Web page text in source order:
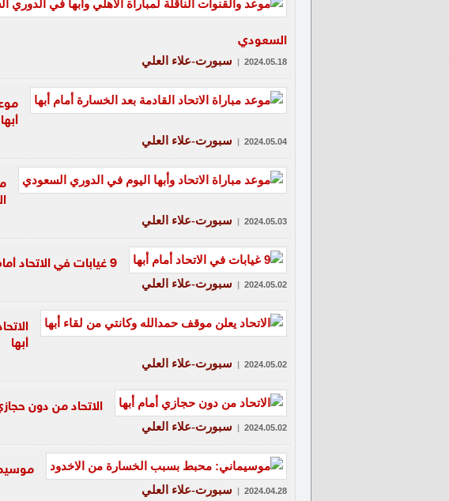
السعودي
2024.05.18
| سبورت-علاء العلي
أبها
2024.05.04
| سبورت-علاء العلي
2024.05.03
| سبورت-علاء العلي
9 غيابات في الاتحاد أمام أبها
2024.05.02
| سبورت-علاء العلي
أبها
2024.05.02
| سبورت-علاء العلي
الاتحاد من دون
2024.05.02
| سبورت-علاء العلي
2024.04.28
| سبورت-علاء العلي